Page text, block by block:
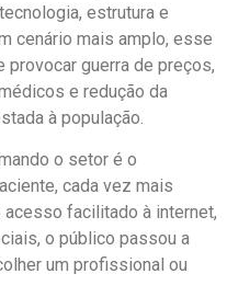
estrutura e
cenário mais amplo, esse
guerra de preços,
e redução da
à população.
o setor é o
cada vez mais
facilitado à internet,
o público passou a
um profissional ou